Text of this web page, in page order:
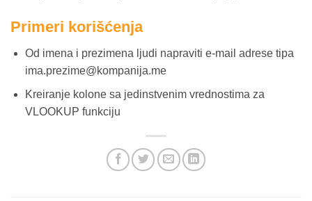
Primeri korišćenja
Od imena i prezimena ljudi napraviti e-mail adrese tipa
ima.prezime@kompanija.me
Kreiranje kolone sa jedinstvenim vrednostima za
VLOOKUP funkciju